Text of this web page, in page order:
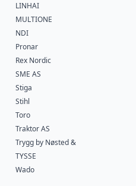
LINHAI
MULTIONE
NDI
Pronar
Rex Nordic
SME AS
Stiga
Stihl
Toro
Traktor AS
Trygg by Nøsted &
TYSSE
Wado